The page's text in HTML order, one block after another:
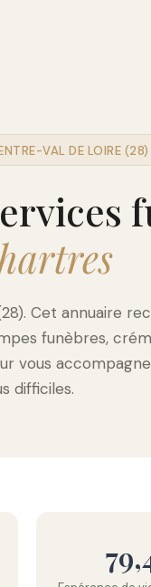
VAL DE LOIRE (28)
Cet annuaire
funèbres,
vous
difficiles.